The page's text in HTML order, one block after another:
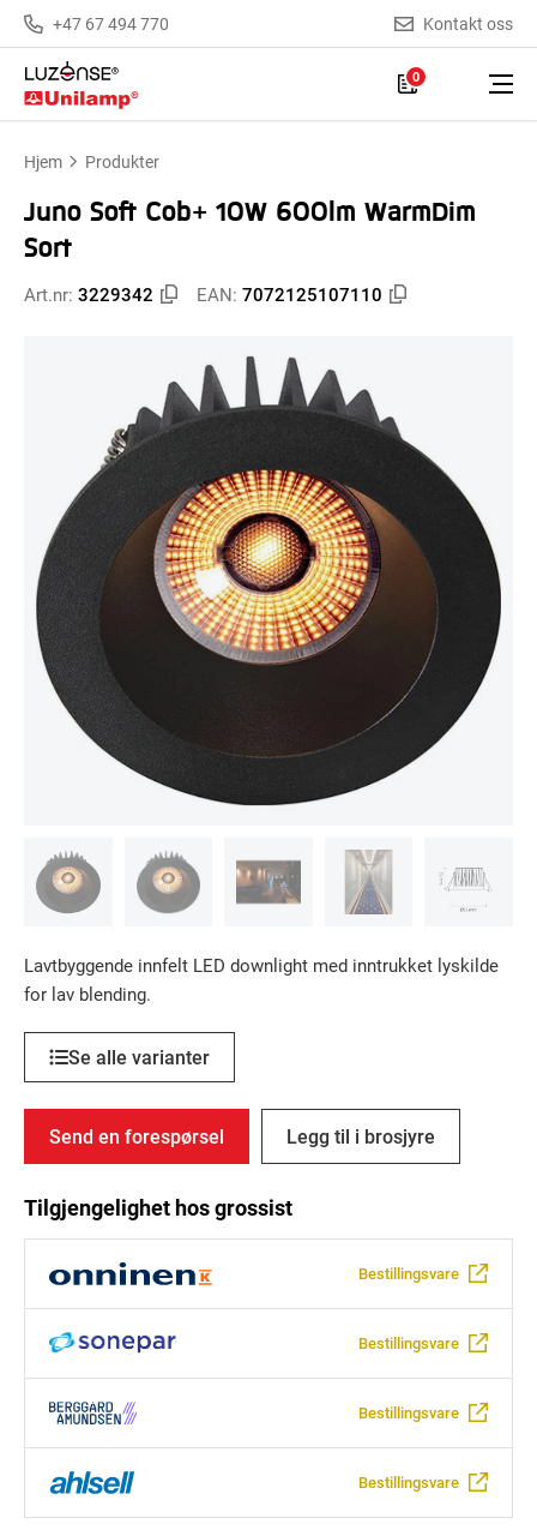
+47 67 494 770 Kontakt oss
0
Hjem Produkter
Juno Soft Cob+ 10W 600lm WarmDim
Sort
Art.nr: 3229342 EAN: 7072125107110
Lavtbyggende innfelt LED downlight med inntrukket lyskilde
for lav blending.
Se alle varianter
Send en forespørsel Legg til i brosjyre
Tilgjengelighet hos grossist
Bestillingsvare
Bestillingsvare
Bestillingsvare
Bestillingsvare